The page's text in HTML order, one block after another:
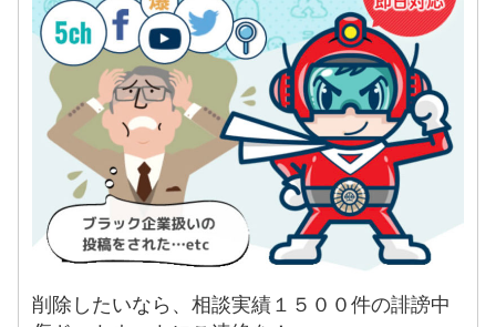
削除したいなら、相談実績１５００件の誹謗中